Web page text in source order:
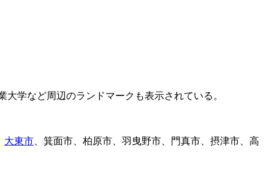
大東市 、箕面市、柏原市、羽曳野市、門真市、摂津市、高